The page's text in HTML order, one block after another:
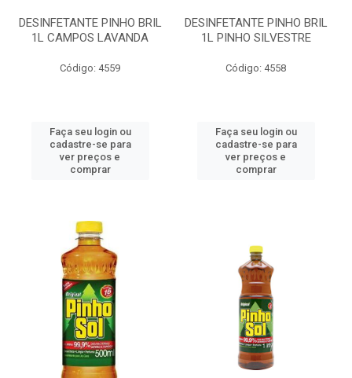
DESINFETANTE PINHO BRIL
1L CAMPOS LAVANDA
Código: 4559
Faça seu login ou
cadastre-se para
ver preços e
comprar
DESINFETANTE PINHO BRIL
1L PINHO SILVESTRE
Código: 4558
Faça seu login ou
cadastre-se para
ver preços e
comprar